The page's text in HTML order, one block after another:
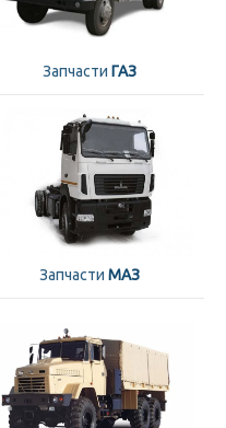
Запчасти ГАЗ
Запчасти МАЗ